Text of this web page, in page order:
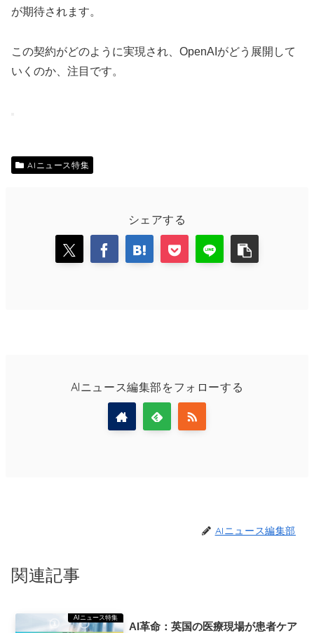
が期待されます。
この契約がどのように実現され、OpenAIがどう展開して
いくのか、注目です。
AIニュース特集
シェアする
AIニュース編集部をフォローする
AIニュース編集部
関連記事
AIニュース特集
AI革命：英国の医療現場が患者ケア